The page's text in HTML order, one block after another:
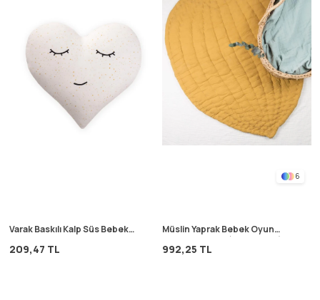
Varak Baskılı Kalp Süs Bebek
209,47 TL
6
Müslin Yaprak Bebek Oyun
Minderi 105X80(Yıkanmıştır)
Hardal
992,25 TL